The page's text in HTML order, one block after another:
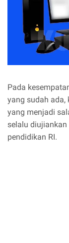
Pada
yang sudah ada,
yang menjadi
selalu
pendidikan RI.